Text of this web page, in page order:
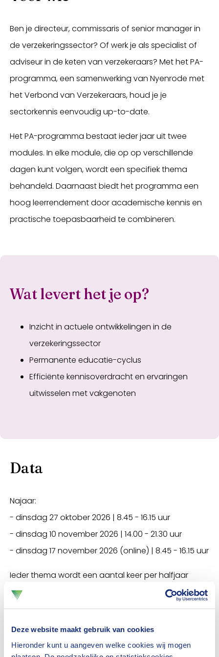
Deze website maakt gebruik van cookies
Hieronder kunt u aangeven welke cookies wij mogen
Ben je directeur, commissaris of senior manager in
de verzekeringssector? Of werk je als specialist of
adviseur in de keten van verzekeraars? Met het PA-
programma, een samenwerking van Nyenrode met
het Verbond van Verzekeraars, houd je je
sectorkennis eenvoudig up-to-date.
Het PA-programma bestaat ieder jaar uit twee
modules. In elke module, die op op verschillende
dagen kunt volgen, wordt een specifiek thema
behandeld. Daarnaast biedt het programma een
hoog leerrendement door academische kennis en
practische toepasbaarheid te combineren.
Wat levert het je op?
Inzicht in actuele ontwikkelingen in de
verzekeringssector
Permanente educatie-cyclus
Efficiënte kennisoverdracht en ervaringen
uitwisselen met vakgenoten
Data
Najaar:
- dinsdag 27 oktober 2026 | 8.45 - 16.15 uur
- dinsdag 10 november 2026 | 14.00 - 21.30 uur
- dinsdag 17 november 2026 (online) | 8.45 - 16.15 uur
Ieder thema wordt een aantal keer per halfjaar
aangeboden. In een programmadag is je kennis
over het thema up-to-date.
Programma najaar 2026: Verzekeren in